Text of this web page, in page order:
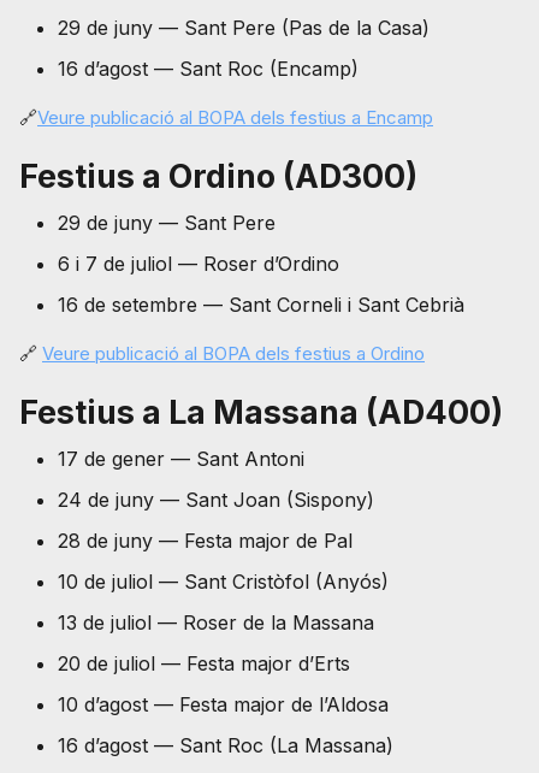
29 de juny — Sant Pere (Pas de la Casa)
16 d’agost — Sant Roc (Encamp)
🔗Veure publicació al BOPA dels festius a Encamp
Festius a Ordino (AD300)
29 de juny — Sant Pere
6 i 7 de juliol — Roser d’Ordino
16 de setembre — Sant Corneli i Sant Cebrià
🔗 Veure publicació al BOPA dels festius a Ordino
Festius a La Massana (AD400)
17 de gener — Sant Antoni
24 de juny — Sant Joan (Sispony)
28 de juny — Festa major de Pal
10 de juliol — Sant Cristòfol (Anyós)
13 de juliol — Roser de la Massana
20 de juliol — Festa major d’Erts
10 d’agost — Festa major de l’Aldosa
16 d’agost — Sant Roc (La Massana)